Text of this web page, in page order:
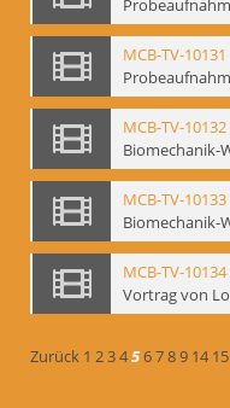
MCB-TV-10131
MCB-TV-10132
MCB-TV-10133
MCB-TV-10134
Zurück 1 23456789 14 15